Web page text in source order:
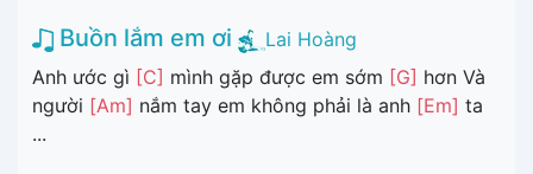
Buồn lắm em ơi
Lai Hoàng
Anh ước gì [C] mình gặp được em sớm [G] hơn Và
người [Am] nắm tay em không phải là anh [Em] ta
...